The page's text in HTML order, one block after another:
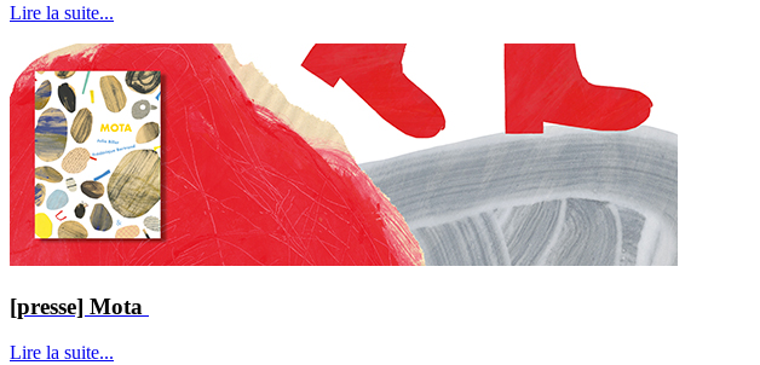
Lire la suite...
[presse] Mota
Lire la suite...